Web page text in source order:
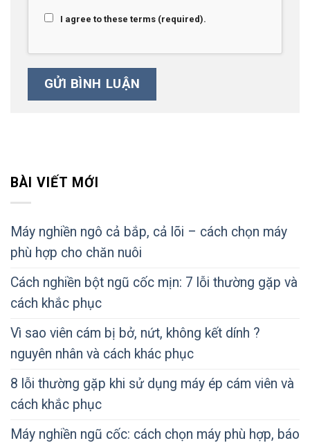
I agree to these terms (required).
BÀI VIẾT MỚI
Máy nghiền ngô cả bắp, cả lõi – cách chọn máy
phù hợp cho chăn nuôi
Cách nghiền bột ngũ cốc mịn: 7 lỗi thường gặp và
cách khắc phục
Vì sao viên cám bị bở, nứt, không kết dính ?
nguyên nhân và cách khác phục
8 lỗi thường gặp khi sử dụng máy ép cám viên và
cách khắc phục
Máy nghiền ngũ cốc: cách chọn máy phù hợp, báo